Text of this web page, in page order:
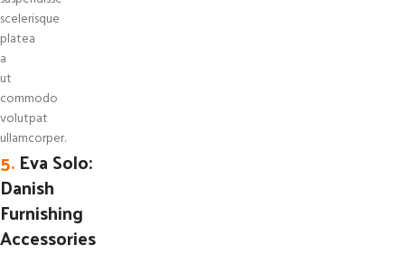
scelerisque
platea
a
ut
commodo
volutpat
ullamcorper.
5.Eva Solo:
Danish
Furnishing
Accessories